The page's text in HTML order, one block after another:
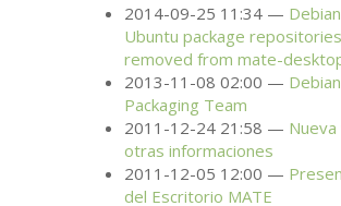
2014-09-25 11:34
Ubuntu package repositories
removed from mate-
2013-11-08 02:00
Debian
Packaging Team
2011-12-24 21:58
otras informaciones
2011-12-05 12:00
del Escritorio MATE